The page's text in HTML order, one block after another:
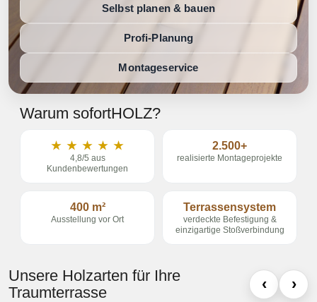
Selbst planen & bauen
Profi-Planung
Montageservice
Warum sofortHOLZ?
★ ★ ★ ★ ★
4,8/5 aus
Kundenbewertungen
2.500+
realisierte Montageprojekte
400 m²
Ausstellung vor Ort
Terrassensystem
verdeckte Befestigung &
einzigartige Stoßverbindung
Unsere Holzarten für Ihre
Traumterrasse
‹ ›